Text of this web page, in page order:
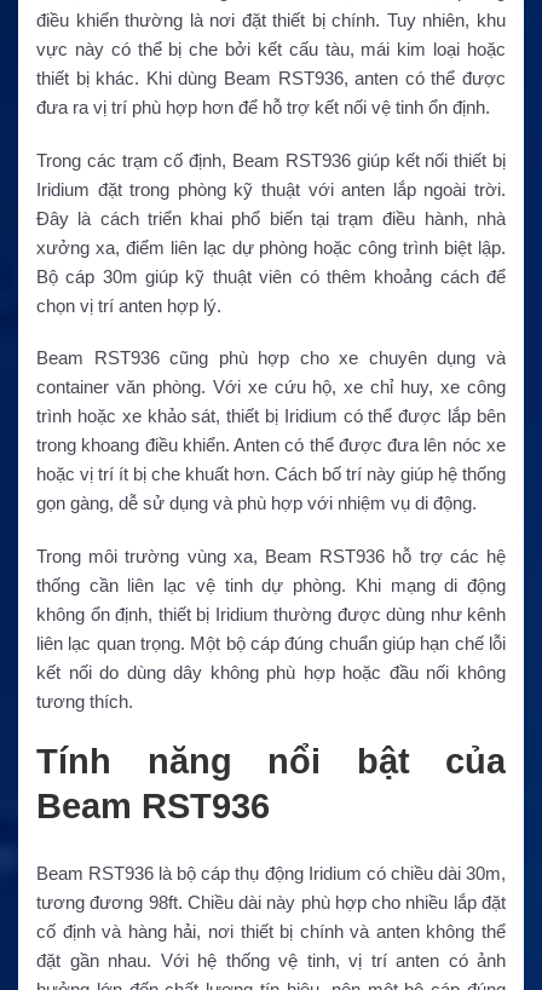
điều khiển thường là nơi đặt thiết bị chính. Tuy nhiên, khu
vực này có thể bị che bởi kết cấu tàu, mái kim loại hoặc
thiết bị khác. Khi dùng Beam RST936, anten có thể được
đưa ra vị trí phù hợp hơn để hỗ trợ kết nối vệ tinh ổn định.
Trong các trạm cố định, Beam RST936 giúp kết nối thiết bị
Iridium đặt trong phòng kỹ thuật với anten lắp ngoài trời.
Đây là cách triển khai phổ biến tại trạm điều hành, nhà
xưởng xa, điểm liên lạc dự phòng hoặc công trình biệt lập.
Bộ cáp 30m giúp kỹ thuật viên có thêm khoảng cách để
chọn vị trí anten hợp lý.
Beam RST936 cũng phù hợp cho xe chuyên dụng và
container văn phòng. Với xe cứu hộ, xe chỉ huy, xe công
trình hoặc xe khảo sát, thiết bị Iridium có thể được lắp bên
trong khoang điều khiển. Anten có thể được đưa lên nóc xe
hoặc vị trí ít bị che khuất hơn. Cách bố trí này giúp hệ thống
gọn gàng, dễ sử dụng và phù hợp với nhiệm vụ di động.
Trong môi trường vùng xa, Beam RST936 hỗ trợ các hệ
thống cần liên lạc vệ tinh dự phòng. Khi mạng di động
không ổn định, thiết bị Iridium thường được dùng như kênh
liên lạc quan trọng. Một bộ cáp đúng chuẩn giúp hạn chế lỗi
kết nối do dùng dây không phù hợp hoặc đầu nối không
tương thích.
Tính năng nổi bật của
Beam RST936
Beam RST936 là bộ cáp thụ động Iridium có chiều dài 30m,
tương đương 98ft. Chiều dài này phù hợp cho nhiều lắp đặt
cố định và hàng hải, nơi thiết bị chính và anten không thể
đặt gần nhau. Với hệ thống vệ tinh, vị trí anten có ảnh